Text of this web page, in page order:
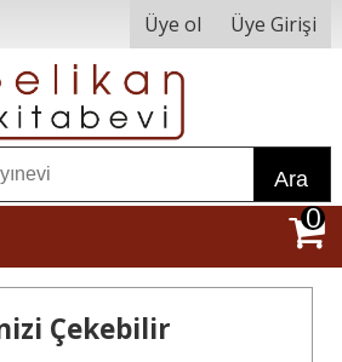
Üye ol Üye Girişi
Ara
0
Çekebilir